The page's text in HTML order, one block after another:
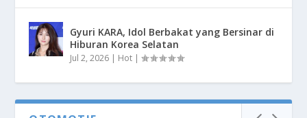
Gyuri KARA, Idol Berbakat yang Bersinar di
Hiburan Korea Selatan
Jul 2, 2026 | Hot |